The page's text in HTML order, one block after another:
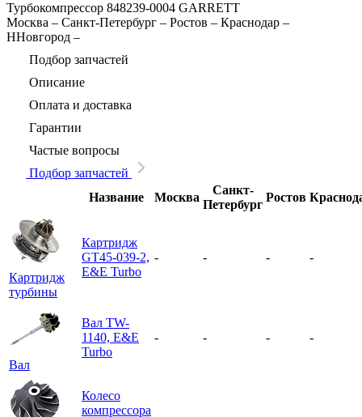
Турбокомпрессор 848239-0004 GARRETT
Москва – Санкт-Петербург – Ростов – Краснодар –
ННовгород –
Подбор запчастей
Описание
Оплата и доставка
Гарантии
Частые вопросы
Подбор запчастей
Название
Москва
Санкт-
Петербург
Ростов
Картридж
турбины
Картридж
GT45-039-2,
E&E Turbo
- - - -
Вал
Вал TW-
1140, E&E
Turbo
- - - -
Колесо
компрессора